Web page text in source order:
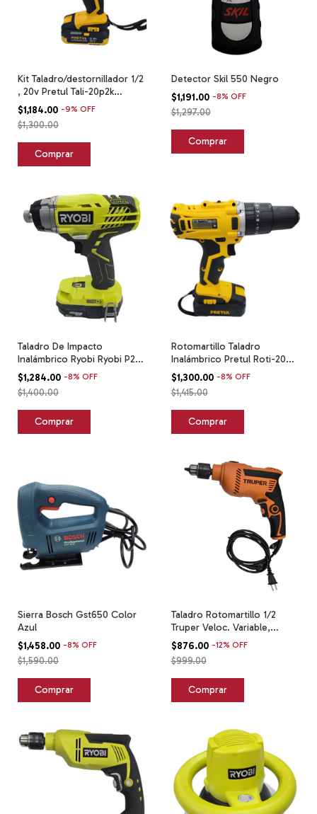
Kit Taladro/destornillador 1/2
, 20v Pretul Tali-20p2k
Amarillo
$1,184.00 -9% OFF
$1,300.00
Detector Skil 550 Negro
$1,191.00 -8% OFF
$1,297.00
Taladro De Impacto
Inalámbrico Ryobi Ryobi P237
Verde Lima Verde Lima
$1,284.00 -8% OFF
$1,400.00
Rotomartillo Taladro
Inalámbrico Pretul Roti-20p2
Amarillo
$1,300.00 -8% OFF
$1,415.00
Sierra Bosch Gst650 Color
Azul
$1,458.00 -8% OFF
$1,590.00
Taladro Rotomartillo 1/2
Truper Veloc. Variable,
Reversible Naranja 60 Hz
$876.00 -12% OFF
$999.00